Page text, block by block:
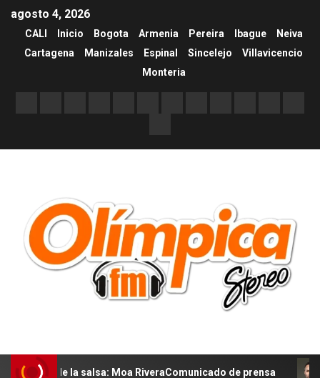
agosto 4, 2026
CALI Inicio Bogota Armenia Pereira Ibague
Neiva
Cartagena
Manizales Espinal Sincelejo
Villavicencio
Monteria
la salsa: Moa RiveraComunicado de prensa